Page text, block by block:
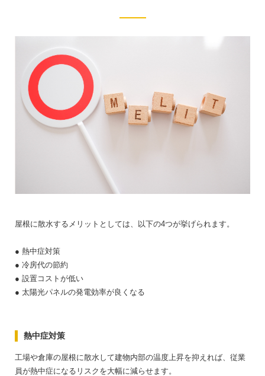
屋根に散水するメリットとしては、以下の4つが挙げられます。
● 熱中症対策
● 冷房代の節約
● 設置コストが低い
● 太陽光パネルの発電効率が良くなる
熱中症対策
工場や倉庫の屋根に散水して建物内部の温度上昇を抑えれば、従業
員が熱中症になるリスクを大幅に減らせます。